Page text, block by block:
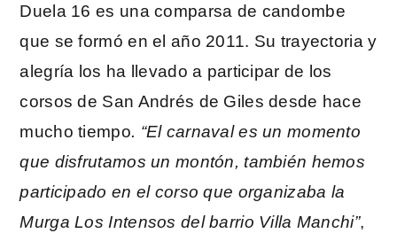
Duela 16 es una comparsa de candombe
que se formó en el año 2011. Su trayectoria y
alegría los ha llevado a participar de los
corsos de San Andrés de Giles desde hace
mucho tiempo. “El carnaval es un momento
que disfrutamos un montón, también hemos
participado en el corso que organizaba la
Murga Los Intensos del barrio Villa Manchi”,